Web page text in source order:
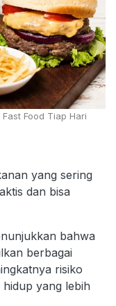
Food Tiap Hari
yang sering
dan bisa
bahwa
berbagai
risiko
yang lebih